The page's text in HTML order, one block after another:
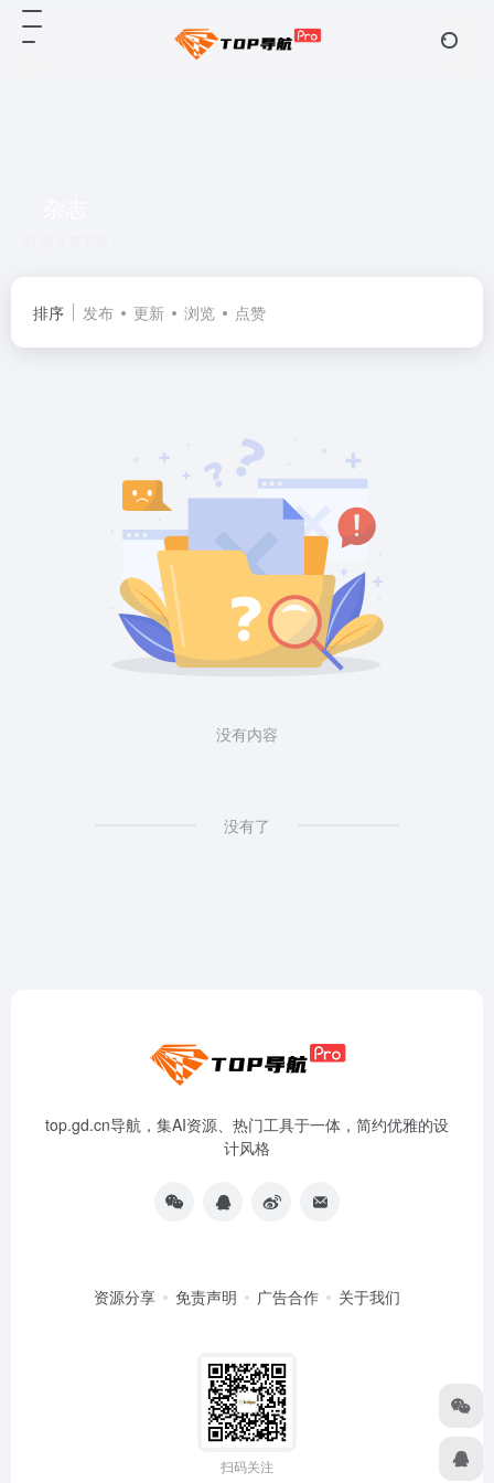
排序 发布 更新 浏览 点赞
没有内容
没有了
top.gd.cn导航，集AI资源、热门工具于一体，简约优雅的设
计风格
资源分享 免责声明 广告合作 关于我们
扫码关注